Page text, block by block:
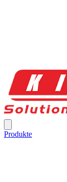
Produkte